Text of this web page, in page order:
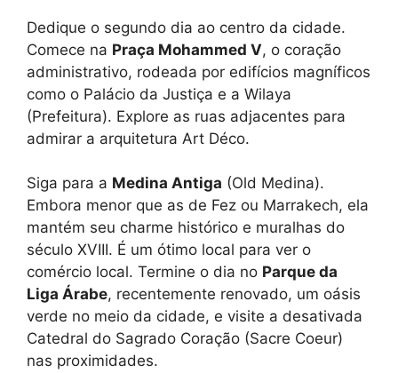
Dedique o segundo dia ao centro da cidade.
Comece na Praça Mohammed V, o coração
administrativo, rodeada por edifícios magníficos
como o Palácio da Justiça e a Wilaya
(Prefeitura). Explore as ruas adjacentes para
admirar a arquitetura Art Déco.
Siga para a Medina Antiga (Old Medina).
Embora menor que as de Fez ou Marrakech, ela
mantém seu charme histórico e muralhas do
século XVIII. É um ótimo local para ver o
comércio local. Termine o dia no Parque da
Liga Árabe, recentemente renovado, um oásis
verde no meio da cidade, e visite a desativada
Catedral do Sagrado Coração (Sacre Coeur)
nas proximidades.